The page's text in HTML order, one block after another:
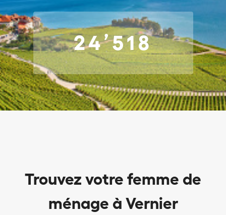
24’518
Trouvez votre femme de
ménage à Vernier